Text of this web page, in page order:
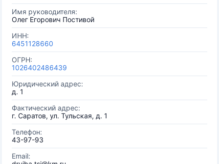
Имя руководителя:
Олег Егорович Постивой
ИНН:
6451128660
ОГРН:
1026402486439
Юридический адрес:
д. 1
Фактический адрес:
г. Саратов, ул. Тульская, д. 1
Телефон:
43-97-93
Email: